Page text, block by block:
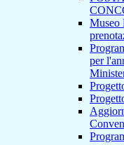
Museo
per